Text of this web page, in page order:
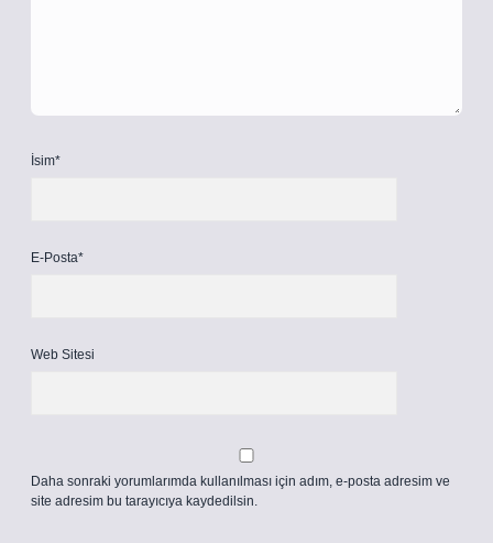
İsim*
E-Posta*
Web Sitesi
Daha sonraki yorumlarımda kullanılması için adım, e-posta adresim ve
site adresim bu tarayıcıya kaydedilsin.